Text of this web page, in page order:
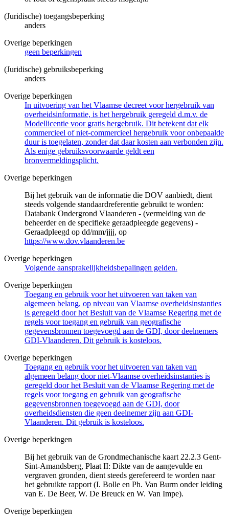
(Juridische) toegangsbeperking
anders
Overige beperkingen
geen beperkingen
(Juridische) gebruiksbeperking
anders
Overige beperkingen
In uitvoering van het Vlaamse decreet voor hergebruik van
overheidsinformatie, is het hergebruik geregeld d.m.v. de
Modellicentie voor gratis hergebruik. Dit betekent dat elk
commercieel of niet-commercieel hergebruik voor onbepaalde
duur is toegelaten, zonder dat daar kosten aan verbonden zijn.
Als enige gebruiksvoorwaarde geldt een
bronvermeldingsplicht.
Overige beperkingen
Bij het gebruik van de informatie die DOV aanbiedt, dient
steeds volgende standaardreferentie gebruikt te worden:
Databank Ondergrond Vlaanderen - (vermelding van de
beheerder en de specifieke geraadpleegde gegevens) -
Geraadpleegd op dd/mm/jjjj, op
https://www.dov.vlaanderen.be
Overige beperkingen
Volgende aansprakelijkheidsbepalingen gelden.
Overige beperkingen
Toegang en gebruik voor het uitvoeren van taken van
algemeen belang, op niveau van Vlaamse overheidsinstanties
is geregeld door het Besluit van de Vlaamse Regering met de
regels voor toegang en gebruik van geografische
gegevensbronnen toegevoegd aan de GDI, door deelnemers
GDI-Vlaanderen. Dit gebruik is kosteloos.
Overige beperkingen
Toegang en gebruik voor het uitvoeren van taken van
algemeen belang door niet-Vlaamse overheidsinstanties is
geregeld door het Besluit van de Vlaamse Regering met de
regels voor toegang en gebruik van geografische
gegevensbronnen toegevoegd aan de GDI, door
overheidsdiensten die geen deelnemer zijn aan GDI-
Vlaanderen. Dit gebruik is kosteloos.
Overige beperkingen
Bij het gebruik van de Grondmechanische kaart 22.2.3 Gent-
Sint-Amandsberg, Plaat II: Dikte van de aangevulde en
vergraven gronden, dient steeds gerefereerd te worden naar
het gebruikte rapport (I. Bolle en Ph. Van Burm onder leiding
van E. De Beer, W. De Breuck en W. Van Impe).
Overige beperkingen